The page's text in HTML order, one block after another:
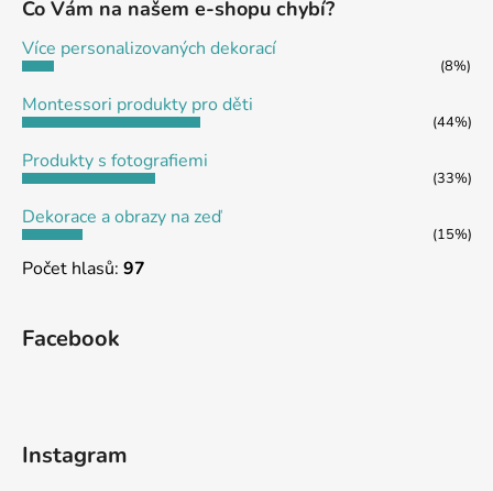
Co Vám na našem e-shopu chybí?
Více personalizovaných dekorací
(8%)
Montessori produkty pro děti
(44%)
Produkty s fotografiemi
(33%)
Dekorace a obrazy na zeď
(15%)
Počet hlasů: 97
Facebook
Instagram